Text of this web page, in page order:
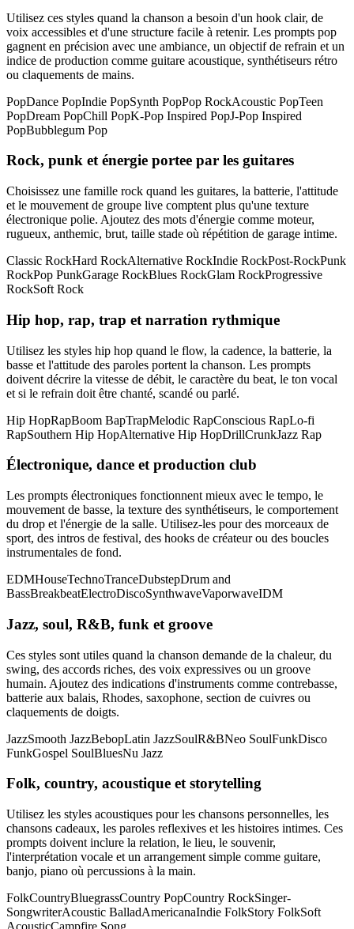
Utilisez ces styles quand la chanson a besoin d'un hook clair, de
voix accessibles et d'une structure facile à retenir. Les prompts pop
gagnent en précision avec une ambiance, un objectif de refrain et un
indice de production comme guitare acoustique, synthétiseurs rétro
ou claquements de mains.
PopDance PopIndie PopSynth PopPop RockAcoustic PopTeen
PopDream PopChill PopK-Pop Inspired PopJ-Pop Inspired
PopBubblegum Pop
Rock, punk et énergie portee par les guitares
Choisissez une famille rock quand les guitares, la batterie, l'attitude
et le mouvement de groupe live comptent plus qu'une texture
électronique polie. Ajoutez des mots d'énergie comme moteur,
rugueux, anthemic, brut, taille stade où répétition de garage intime.
Classic RockHard RockAlternative RockIndie RockPost-RockPunk
RockPop PunkGarage RockBlues RockGlam RockProgressive
RockSoft Rock
Hip hop, rap, trap et narration rythmique
Utilisez les styles hip hop quand le flow, la cadence, la batterie, la
basse et l'attitude des paroles portent la chanson. Les prompts
doivent décrire la vitesse de débit, le caractère du beat, le ton vocal
et si le refrain doit être chanté, scandé ou parlé.
Hip HopRapBoom BapTrapMelodic RapConscious RapLo-fi
RapSouthern Hip HopAlternative Hip HopDrillCrunkJazz Rap
Électronique, dance et production club
Les prompts électroniques fonctionnent mieux avec le tempo, le
mouvement de basse, la texture des synthétiseurs, le comportement
du drop et l'énergie de la salle. Utilisez-les pour des morceaux de
sport, des intros de festival, des hooks de créateur ou des boucles
instrumentales de fond.
EDMHouseTechnoTranceDubstepDrum and
BassBreakbeatElectroDiscoSynthwaveVaporwaveIDM
Jazz, soul, R&B, funk et groove
Ces styles sont utiles quand la chanson demande de la chaleur, du
swing, des accords riches, des voix expressives ou un groove
humain. Ajoutez des indications d'instruments comme contrebasse,
batterie aux balais, Rhodes, saxophone, section de cuivres ou
claquements de doigts.
JazzSmooth JazzBebopLatin JazzSoulR&BNeo SoulFunkDisco
FunkGospel SoulBluesNu Jazz
Folk, country, acoustique et storytelling
Utilisez les styles acoustiques pour les chansons personnelles, les
chansons cadeaux, les paroles reflexives et les histoires intimes. Ces
prompts doivent inclure la relation, le lieu, le souvenir,
l'interprétation vocale et un arrangement simple comme guitare,
banjo, piano où percussions à la main.
FolkCountryBluegrassCountry PopCountry RockSinger-
SongwriterAcoustic BalladAmericanaIndie FolkStory FolkSoft
AcousticCampfire Song